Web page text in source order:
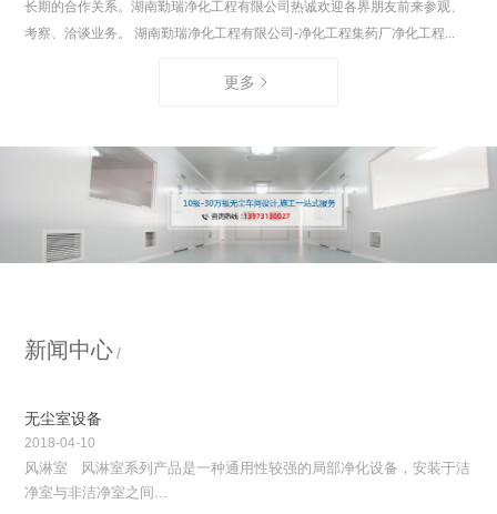
长期的合作关系。湖南勤瑞净化工程有限公司热诚欢迎各界朋友前来参观、
考察、洽谈业务。 湖南勤瑞净化工程有限公司-净化工程集药厂净化工程...
更多
新闻中心
无尘室设备
2018-04-10
风淋室 风淋室系列产品是一种通用性较强的局部净化设备，安装于洁
净室与非洁净室之间...